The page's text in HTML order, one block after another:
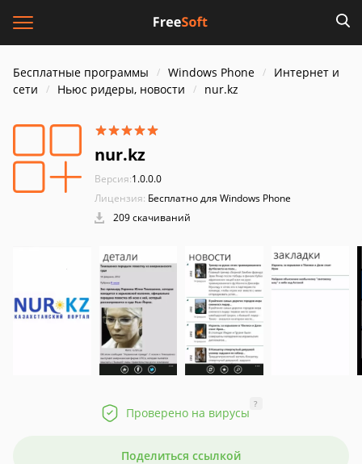
Бесплатные программы Windows Phone
Интернет и
cети
Ньюс ридеры, новости nur.kz
nur.kz
Версия:1.0.0.0
Лицензия: Бесплатно для Windows Phone
209 скачиваний
Проверено на вирусы
?
Поделиться ссылкой